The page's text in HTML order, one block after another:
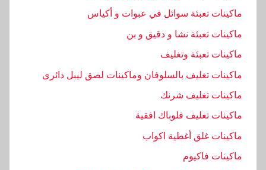
ماكينات تعبئة سوائل في عبوات و أكياس
ماكينات تعبئة نشا و دقيق و بن
ماكينات تعبئة وتغليف
ماكينات تغليف بالسلوفان وماكينات لصق ليبل دائرى
ماكينات تغليف شرنك
ماكينات تغليف فلوباك افقية
ماكينات غلق أغطية اكواب
ماكينات فاكيوم